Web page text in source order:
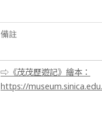
備註
⇨《茂茂歷遊記》繪本：
https://